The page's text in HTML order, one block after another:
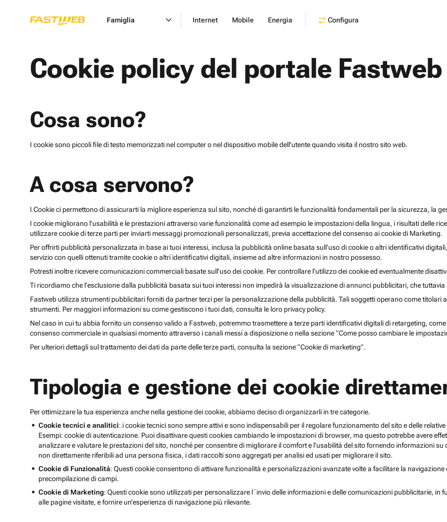
Famiglia Internet Mobile Energia Configura
Cookie policy del portale Fastweb
Cosa sono?
I cookie sono piccoli file di testo memorizzati nel computer o nel dispositivo mobile dell'utente quando visita il nostro sito web.
A cosa servono?
I Cookie ci permettono di assicurarti la migliore esperienza sul sito, nonché di garantirti le funzionalità fondamentali per la sicurezza, la
I cookie migliorano l’usabilità e le prestazioni attraverso varie funzionalità come ad esempio le impostazioni della lingua, i risultati delle
utilizzare cookie di terze parti per inviarti messaggi promozionali personalizzati, previa accettazione del consenso ai cookie di Marketing.
Per offrirti pubblicità personalizzata in base ai tuoi interessi, inclusa la pubblicità online basata sull’uso di cookie o altri identificativi
servizio con quelli ottenuti tramite cookie o altri identificativi digitali, insieme ad altre informazioni in nostro possesso.
Potresti inoltre ricevere comunicazioni commerciali basate sull’uso dei cookie. Per controllare l’utilizzo dei cookie ed eventualmente
Ti ricordiamo che l’esclusione dalla pubblicità basata sui tuoi interessi non impedirà la visualizzazione di annunci pubblicitari, che
Fastweb utilizza strumenti pubblicitari forniti da partner terzi per la personalizzazione della pubblicità. Tali soggetti operano come
strumenti. Per maggiori informazioni su come gestiscono i tuoi dati, consulta le loro privacy policy.
Nel caso in cui tu abbia fornito un consenso valido a Fastweb, potremmo trasmettere a terze parti identificativi digitali di retargeting,
consenso commerciale in qualsiasi momento attraverso i canali messi a disposizione o nella sezione “Come posso cambiare le
Per ulteriori dettagli sul trattamento dei dati da parte delle terze parti, consulta la sezione “Cookie di marketing”.
Tipologia e gestione dei cookie
Per ottimizzare la tua esperienza anche nella gestione dei cookie, abbiamo deciso di organizzarli in tre categorie.
Cookie tecnici e analitici: i cookie tecnici sono sempre attivi e sono indispensabili per il regolare funzionamento del sito e delle
Esempi: cookie di autenticazione. Puoi disattivare questi cookies cambiando le impostazioni di browser, ma questo potrebbe avere
analizzare e valutare le prestazioni del sito, nonché per consentire di migliorare il comfort e l’usabilità del sito fornendo informazioni
non direttamente riferibili ad una persona fisica, i dati raccolti sono aggregati per analisi ed usati per migliorare il sito.
Cookie di Funzionalità: Questi cookie consentono di attivare funzionalità e personalizzazioni avanzate volte a facilitare la
precompilazione di campi.
Cookie di Marketing: Questi cookie sono utilizzati per personalizzare l´invio delle informazioni e delle comunicazioni pubblicitarie, in
alle pagine visitate, e fornire un’esperienza di navigazione più rilevante.